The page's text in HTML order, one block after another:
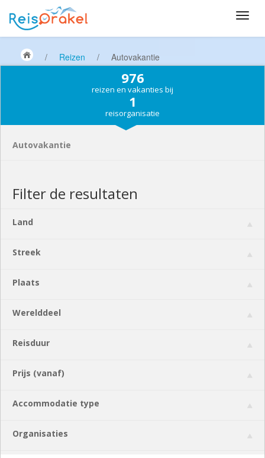
/ Reizen / Autovakantie
976
reizen en vakanties bij
1
reisorganisatie
Autovakantie
Filter de resultaten
Land
Streek
Plaats
Werelddeel
Reisduur
Prijs (vanaf)
Accommodatie type
Organisaties